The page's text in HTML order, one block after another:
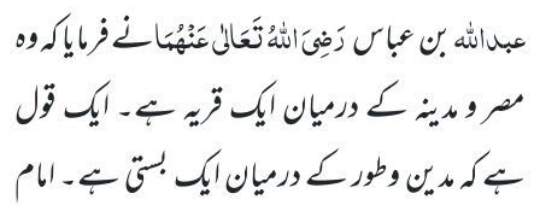
عبداللہبن عباسرَضِیَ اللہُ تَعَالٰی عَنْہُمَانے فرمایا کہ وہ
مصر و مدینہ کے درمیان ایک قریہ ہے۔ ایک قول
ہے کہ مدین وطور کے درمیان ایک بستی ہے۔امام